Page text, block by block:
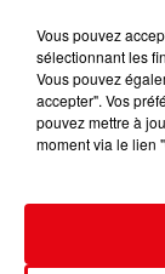
Vous pouvez
sélectionnant les
Vous pouvez
accepter". Vos
pouvez mettre à
moment via le lien